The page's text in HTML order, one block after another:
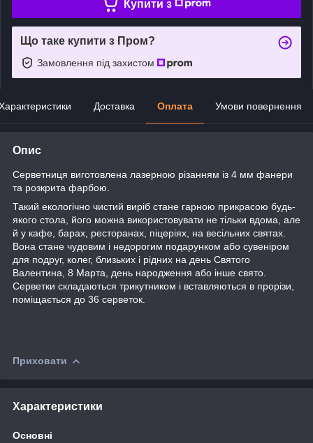
Купити з
Що таке купити з Пром?
Замовлення під захистом
Доставка Оплата Умови повернення
Опис
Серветниця виготовлена лазерною різанням із 4 мм фанери
та розкрита фарбою.
Такий екологічно чистий виріб стане гарною прикрасою будь-
якого стола, його можна використовувати не тільки вдома, але
й у кафе, барах, ресторанах, піцеріях, на весільних святах.
Вона стане чудовим і недорогим подарунком або сувеніром
для подруг, колег, близьких і рідних на день Святого
Валентина, 8 Марта, день народження або інше свято.
Серветки складаються трикутником і вставляються в прорізи,
поміщається до 36 серветок.
Приховати
Характеристики
Основні